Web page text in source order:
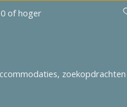
of hoger